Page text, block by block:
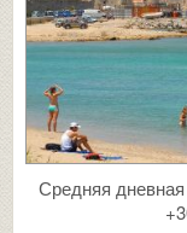
Средняя